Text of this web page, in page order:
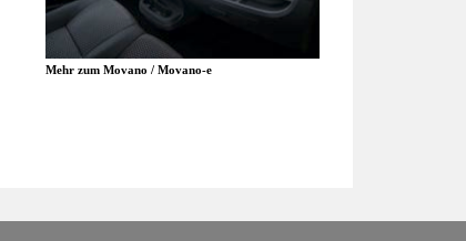
Mehr zum Movano / Movano-e